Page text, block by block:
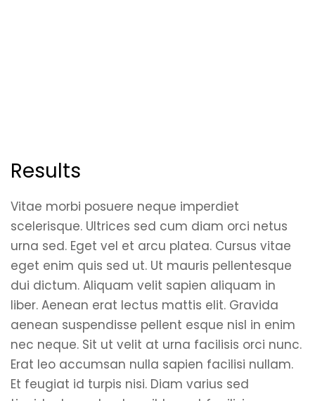
Results
Vitae morbi posuere neque imperdiet
scelerisque. Ultrices sed cum diam orci netus
urna sed. Eget vel et arcu platea. Cursus vitae
eget enim quis sed ut. Ut mauris pellentesque
dui dictum. Aliquam velit sapien aliquam in
liber. Aenean erat lectus mattis elit. Gravida
aenean suspendisse pellent esque nisl in enim
nec neque. Sit ut velit at urna facilisis orci nunc.
Erat leo accumsan nulla sapien facilisi nullam.
Et feugiat id turpis nisi. Diam varius sed